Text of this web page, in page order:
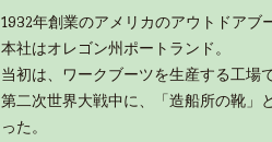
1932年創業のアメリカのアウトドアブ
本社はオレゴン州ポートランド。
当初は、ワークブーツを生産する工場
第二次世界大戦中に、「造船所の靴」
った。